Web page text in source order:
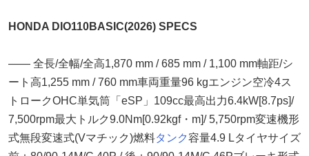
HONDA DIO110BASIC(2026) SPECS
―― 全長/全幅/全高1,870 mm / 685 mm / 1,100 mm軸距/シ
ート高1,255 mm / 760 mm車両重量96 kgエンジン空冷4ス
トロークOHC単気筒「eSP」109cc最高出力6.4kW[8.7ps]/
7,500rpm最大トルク9.0Nm[0.92kgf・m]/ 5,750rpm変速機形
式無段変速式(Vマチック)燃料タンク容量4.9 Lタイヤサイズ